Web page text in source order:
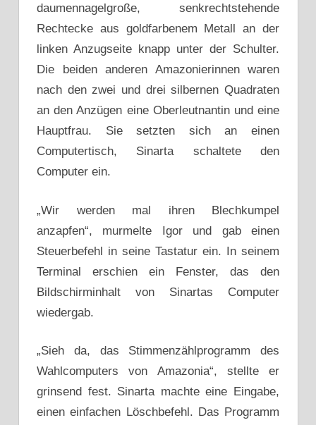
daumennagelgroße, senkrechtstehende
Rechtecke aus goldfarbenem Metall an der
linken Anzugseite knapp unter der Schulter.
Die beiden anderen Amazonierinnen waren
nach den zwei und drei silbernen Quadraten
an den Anzügen eine Oberleutnantin und eine
Hauptfrau. Sie setzten sich an einen
Computertisch, Sinarta schaltete den
Computer ein.
„Wir werden mal ihren Blechkumpel
anzapfen“, murmelte Igor und gab einen
Steuerbefehl in seine Tastatur ein. In seinem
Terminal erschien ein Fenster, das den
Bildschirminhalt von Sinartas Computer
wiedergab.
„Sieh da, das Stimmenzählprogramm des
Wahlcomputers von Amazonia“, stellte er
grinsend fest. Sinarta machte eine Eingabe,
einen einfachen Löschbefehl. Das Programm